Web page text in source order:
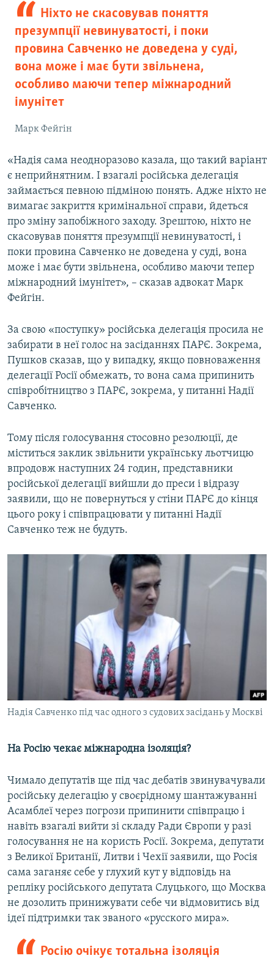
Ніхто не скасовував поняття
презумпції невинуватості, і поки
провина Савченко не доведена у суді,
вона може і має бути звільнена,
особливо маючи тепер міжнародний
імунітет
Марк Фейгін
«Надія сама неодноразово казала, що такий варіант
є неприйнятним. І взагалі російська делегація
займається певною підміною понять. Адже ніхто не
вимагає закриття кримінальної справи, йдеться
про зміну запобіжного заходу. Зрештою, ніхто не
скасовував поняття презумпції невинуватості, і
поки провина Савченко не доведена у суді, вона
може і має бути звільнена, особливо маючи тепер
міжнародний імунітет», – сказав адвокат Марк
Фейгін.
За свою «поступку» російська делегація просила не
забирати в неї голос на засіданнях ПАРЄ. Зокрема,
Пушков сказав, що у випадку, якщо повноваження
делегації Росії обмежать, то вона сама припинить
співробітництво з ПАРЄ, зокрема, у питанні Надії
Савченко.
Тому після голосування стосовно резолюції, де
міститься заклик звільнити українську льотчицю
впродовж наступних 24 годин, представники
російської делегації вийшли до преси і відразу
заявили, що не повернуться у стіни ПАРЄ до кінця
цього року і співпрацювати у питанні Надії
Савченко теж не будуть.
Надія Савченко під час одного з судових засідань у Москві
На Росію чекає міжнародна ізоляція?
Чимало депутатів ще під час дебатів звинувачували
російську делегацію у своєрідному шантажуванні
Асамблеї через погрози припинити співпрацю і
навіть взагалі вийти зі складу Ради Європи у разі
голосування не на користь Росії. Зокрема, депутати
з Великої Британії, Литви і Чехії заявили, що Росія
сама заганяє себе у глухий кут у відповідь на
репліку російського депутата Слуцького, що Москва
не дозолить принижувати себе чи відмовитись від
ідеї підтримки так званого «русского мира».
Росію очікує тотальна ізоляція